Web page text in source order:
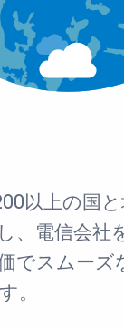
以上の国
、電信会社
でスムーズ
。